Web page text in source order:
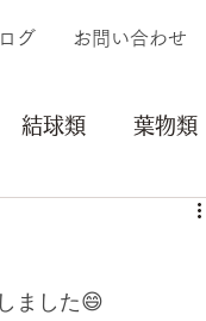
グ お問い合わせ
結球類 葉物類
ました😄